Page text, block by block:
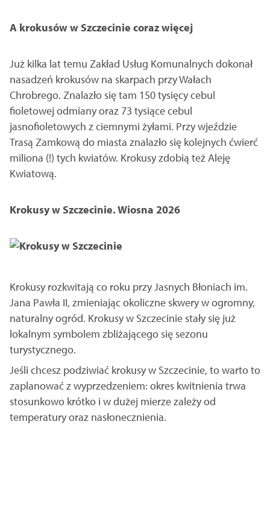
A krokusów w Szczecinie coraz więcej
Już kilka lat temu Zakład Usług Komunalnych dokonał
nasadzeń krokusów na skarpach przy Wałach
Chrobrego. Znalazło się tam 150 tysięcy cebul
fioletowej odmiany oraz 73 tysiące cebul
jasnofioletowych z ciemnymi żyłami. Przy wjeździe
Trasą Zamkową do miasta znalazło się kolejnych ćwierć
miliona (!) tych kwiatów. Krokusy zdobią też Aleję
Kwiatową.
Krokusy w Szczecinie. Wiosna 2026
Krokusy rozkwitają co roku przy Jasnych Błoniach im.
Jana Pawła II, zmieniając okoliczne skwery w ogromny,
naturalny ogród. Krokusy w Szczecinie stały się już
lokalnym symbolem zbliżającego się sezonu
turystycznego.
Jeśli chcesz podziwiać krokusy w Szczecinie, to warto to
zaplanować z wyprzedzeniem: okres kwitnienia trwa
stosunkowo krótko i w dużej mierze zależy od
temperatury oraz nasłonecznienia.